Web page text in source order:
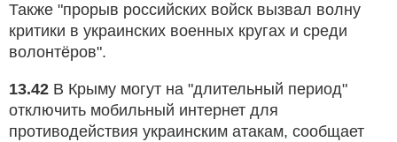
Также "прорыв российских войск вызвал волну
критики в украинских военных кругах и среди
волонтёров".
13.42 В Крыму могут на "длительный период"
отключить мобильный интернет для
противодействия украинским атакам, сообщает